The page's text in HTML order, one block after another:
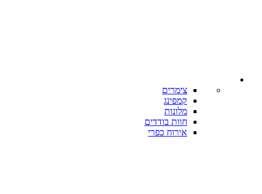
צימרים
קמפינג
מלונות
חוות בודדים
אירוח כפרי